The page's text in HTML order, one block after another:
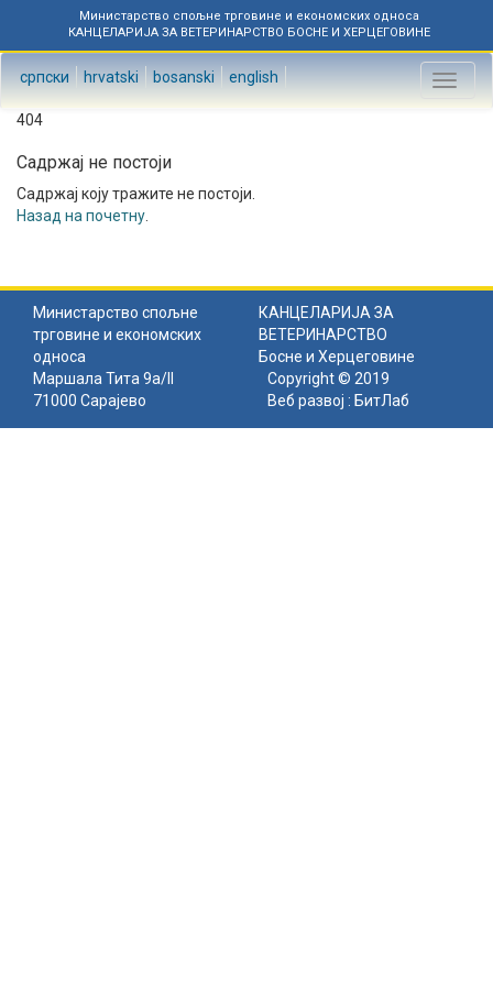
Министарство спољне трговине и економских односа
КАНЦЕЛАРИЈА ЗА ВЕТЕРИНАРСТВО БОСНЕ И ХЕРЦЕГОВИНЕ
српски hrvatski bosanski english
Toggle
404
Садржај не постоји
Садржај коју тражите не постоји.
Назад на почетну
Министарство спољне
трговине и економских
односа
КАНЦЕЛАРИЈА ЗА
ВЕТЕРИНАРСТВО
Босне и Херцеговине
Маршала Тита 9а/II
71000 Сарајево
Copyright © 2019
Веб развој : БитЛаб